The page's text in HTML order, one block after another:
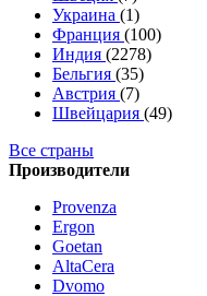
Украина (1)
Франция (100)
Индия (2278)
Бельгия (35)
Австрия (7)
Швейцария (49)
Все страны
Производители
Provenza
Ergon
Goetan
AltaСera
Dvomo